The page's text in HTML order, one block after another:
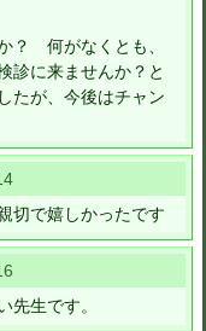
？ 何がなくとも、
診に来ませんか？と
たが、今後はチャン
切で嬉しかったです
先生です。